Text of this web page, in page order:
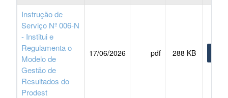
Instrução de
Serviço Nº 006-N
- Institui e
Regulamenta o
Modelo de
Gestão de
Resultados do
Prodest
17/06/2026 pdf 288 KB